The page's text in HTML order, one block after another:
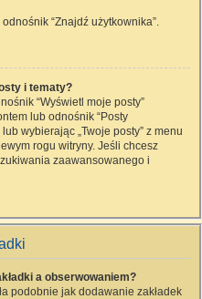
“Znajdź użytkownika”.
i tematy?
“Wyświetl moje posty”
lub odnośnik “Posty
wybierając „Twoje posty” z menu
rogu witryny. Jeśli chcesz
zaawansowanego i
a obserwowaniem?
podobnie jak dodawanie zakładek